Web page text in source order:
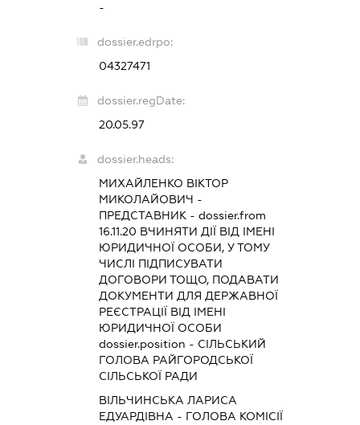
-
dossier.edrpo:
04327471
dossier.regDate:
20.05.97
dossier.heads:
МИХАЙЛЕНКО ВІКТОР
МИКОЛАЙОВИЧ -
ПРЕДСТАВНИК - dossier.from
16.11.20 ВЧИНЯТИ ДІЇ ВІД ІМЕНІ
ЮРИДИЧНОЇ ОСОБИ, У ТОМУ
ЧИСЛІ ПІДПИСУВАТИ
ДОГОВОРИ ТОЩО, ПОДАВАТИ
ДОКУМЕНТИ ДЛЯ ДЕРЖАВНОЇ
РЕЄСТРАЦІЇ ВІД ІМЕНІ
ЮРИДИЧНОЇ ОСОБИ
dossier.position - СІЛЬСЬКИЙ
ГОЛОВА РАЙГОРОДСЬКОЇ
СІЛЬСЬКОЇ РАДИ
ВІЛЬЧИНСЬКА ЛАРИСА
ЕДУАРДІВНА - ГОЛОВА КОМІСІЇ